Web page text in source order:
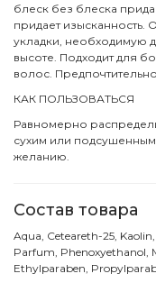
блеск без блеска
придает
укладки, необходимую
высоте. Подходит для
волос.
КАК ПОЛЬЗОВАТЬСЯ
Равномерно
сухим или
желанию.
Состав товара
Aqua, Ceteareth-25,
Parfum, Phenoxyethanol,
Ethylparaben,